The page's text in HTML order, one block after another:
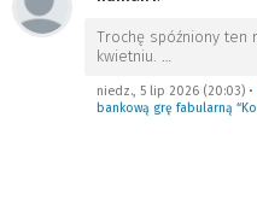
Trochę spóźniony ten
kwietniu. …
niedz., 5 lip 2026 (20:03) •
bankową grę fabularną